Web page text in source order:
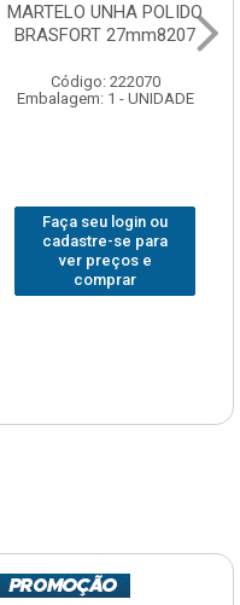
MARTELO UNHA POLIDO
BRASFORT 27mm8207
Código: 222070
Embalagem: 1 - UNIDADE
Faça seu login ou
cadastre-se para
ver preços e
comprar